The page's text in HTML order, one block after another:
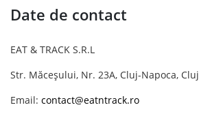
Date de contact
EAT & TRACK S.R.L
Str. Măceșului, Nr. 23A, Cluj-Napoca, Cluj
Email: contact@eatntrack.ro